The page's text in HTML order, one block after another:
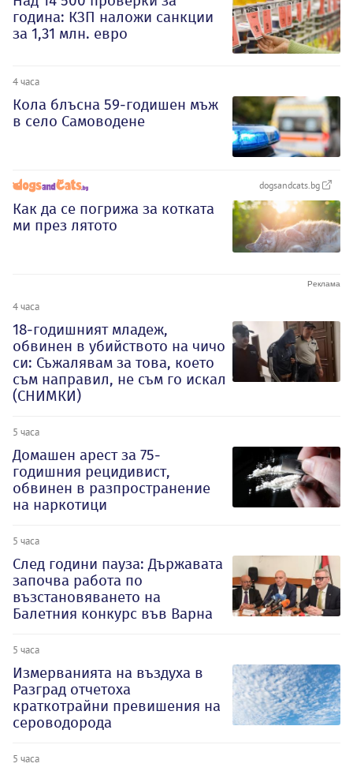
година: КЗП наложи санкции
за 1,31 млн. евро
4 часа
Кола блъсна 59-годишен мъж
в село Самоводене
dogsandcats.bg
Как да се погрижа за котката
ми през лятото
4 часа
18-годишният младеж,
обвинен в убийството на чичо
си: Съжалявам за това, което
съм направил, не съм го искал
(СНИМКИ)
5 часа
Домашен арест за 75-
годишния рецидивист,
обвинен в разпространение
на наркотици
5 часа
След години пауза: Държавата
започва работа по
възстановяването на
Балетния конкурс във Варна
5 часа
Измерванията на въздуха в
Разград отчетоха
краткотрайни превишения на
сероводорода
5 часа